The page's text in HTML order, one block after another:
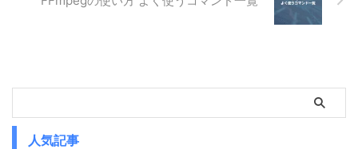
ShutUp10++の使い方 O&O
人気記事